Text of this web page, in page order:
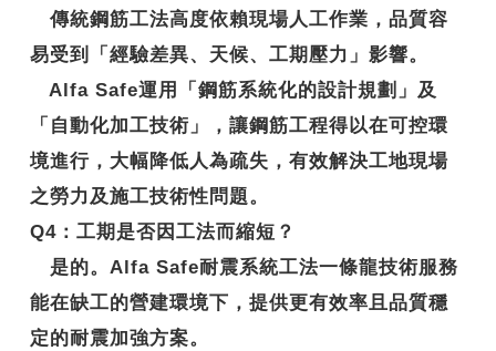
傳統鋼筋工法高度依賴現場人工作業，品質容
易受到「經驗差異、天候、工期壓力」影響。
Alfa Safe運用「鋼筋系統化的設計規劃」及
「自動化加工技術」，讓鋼筋工程得以在可控環
境進行，大幅降低人為疏失，有效解決工地現場
之勞力及施工技術性問題。
Q4：工期是否因工法而縮短？
是的。Alfa Safe耐震系統工法一條龍技術服務
能在缺工的營建環境下，提供更有效率且品質穩
定的耐震加強方案。